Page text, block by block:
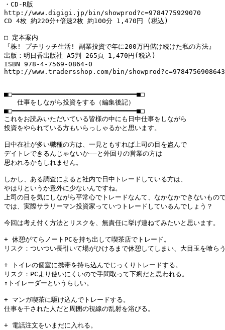
・CD-R版
http://www.digigi.jp/bin/showprod?c=9784775929070
CD 4枚 約220分+倍速2枚 約100分 1,470円 (税込)
□ 定本案内
『株! プチリッチ生活! 副業投資で年に200万円儲け続けた私の方法』
出版：明日香出版社 A5判 265頁 1,470円(税込)
ISBN 978-4-7569-0864-0
http://www.tradersshop.com/bin/showprod?c=9784756908643
■□━━━━━━━━━━━━━━━━━━━━━━━━━━━━━━━■□
仕事をしながら投資をする（編集後記）
■□━━━━━━━━━━━━━━━━━━━━━━━━━━━━━━━■□
これをお読みいただいている皆様の中にも日中仕事をしながら
投資をやられている方もいらっしゃるかと思います。
日中在社が多い職種の方は、一見ともすれば上司の目を盗んで
デイトレできるんじゃないか――と外回りの営業の方は
思われるかもしれません。
しかし、ある調査によると社内で日中トレードしている方は、
やはりというか意外に少ないんですね。
上司の目を気にしながら平常心でトレードなんて、なかなかできないもの
では、実際サラリーマン投資家っていつトレードしているんでしょう？
今回は考え付く方法とリスクを、無責任に挙げ連ねてみたいと思います。
+ 休憩がてらノートPCを持ち出して喫茶店でトレード。
リスク：ついつい長引いて場がひけるまで休憩してしまい、大目玉を喰ら
+ トイレの個室に携帯を持ち込んでじっくりトレードする。
リスク：PCより使いにくいので手間取って下痢だと思われる。
↑トイレーダーというらしい。
+ マンガ喫茶に駆け込んでトレードする。
仕事を干された人だと周囲の視線の乱射を浴びる。
+ 電話注文をいまだに入れる。